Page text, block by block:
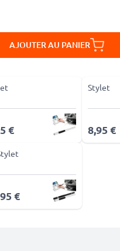
AJOUTER AU PANIER
€
Stylet
8,95 €
€